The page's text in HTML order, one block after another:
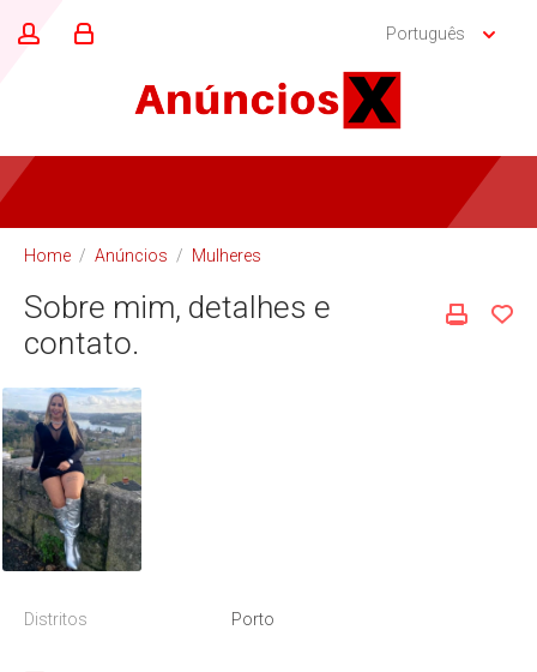
Português
Home / Anúncios / Mulheres
Sobre mim, detalhes e
contato.
Distritos Porto